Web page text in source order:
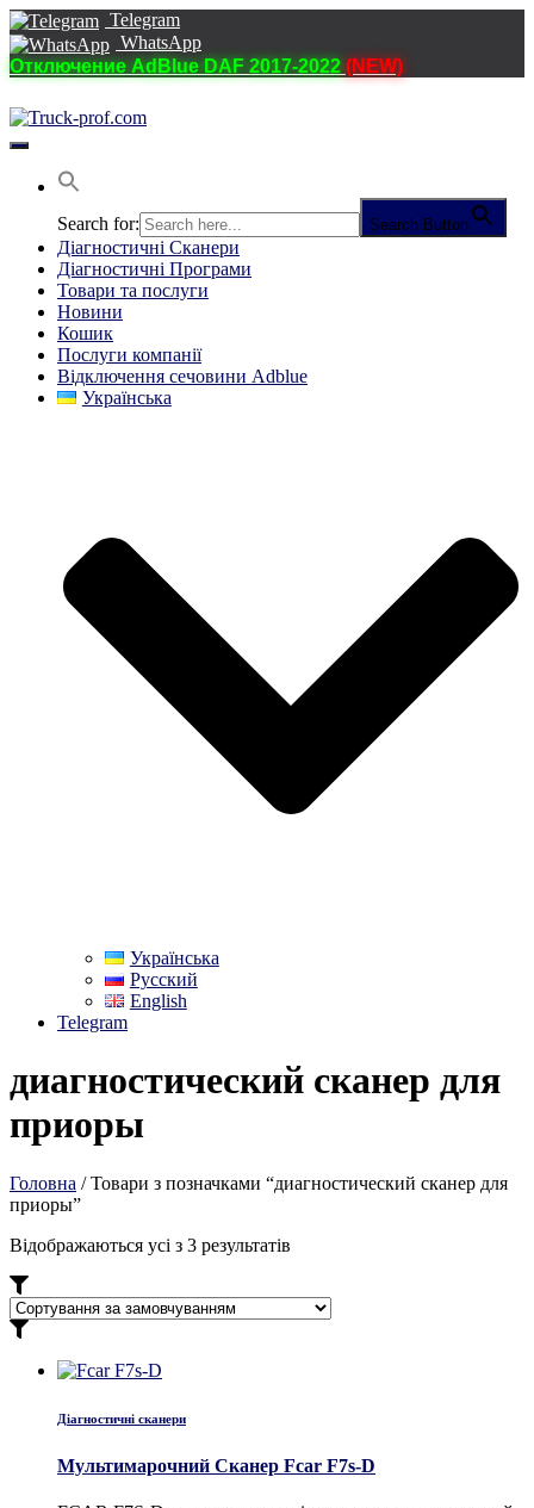
Telegram
WhatsApp
Отключение AdBlue DAF 2017-2022 (NEW)
Перемкнути
навігацію
Search for: Search Button
Діагностичні Cканери
Діагностичні Програми
Товари та послуги
Новини
Кошик
Послуги компанії
Відключення сечовини Adblue
Українська
Українська
Русский
English
Telegram
диагностический сканер для
приоры
Головна / Товари з позначками “диагностический сканер для
приоры”
Відображаються усі з 3 результатів
Діагностичні сканери
Мультимарочний Сканер Fcar F7s-D